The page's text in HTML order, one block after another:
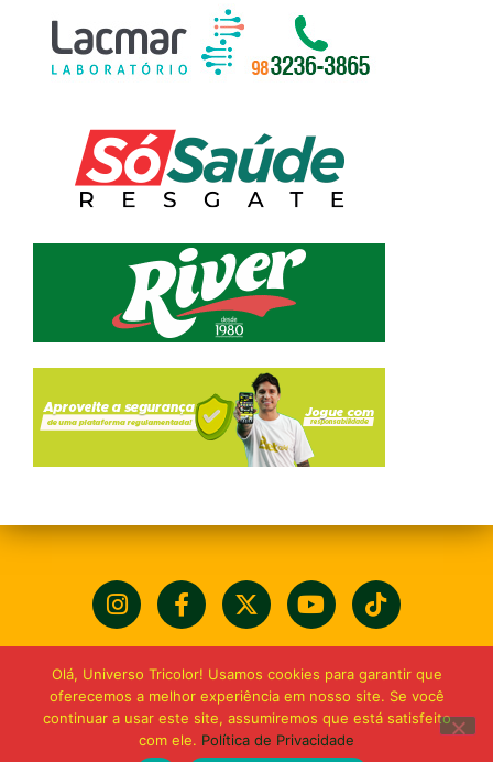
Olá, Universo Tricolor! Usamos cookies para garantir que
oferecemos a melhor experiência em nosso site. Se você
continuar a usar este site, assumiremos que está satisfeito
com ele. Política de Privacidade